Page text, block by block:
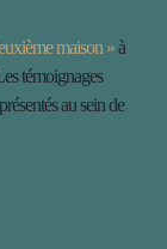
maison »à
témoignages
au sein de